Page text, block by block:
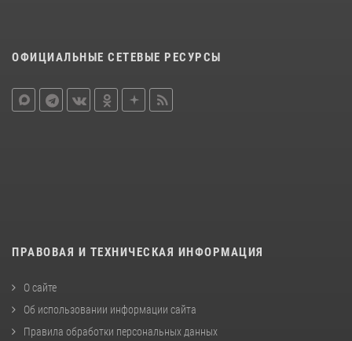
ОФИЦИАЛЬНЫЕ СЕТЕВЫЕ РЕСУРСЫ
ПРАВОВАЯ И ТЕХНИЧЕСКАЯ ИНФОРМАЦИЯ
О сайте
Об использовании информации сайта
Правила обработки персональных данных